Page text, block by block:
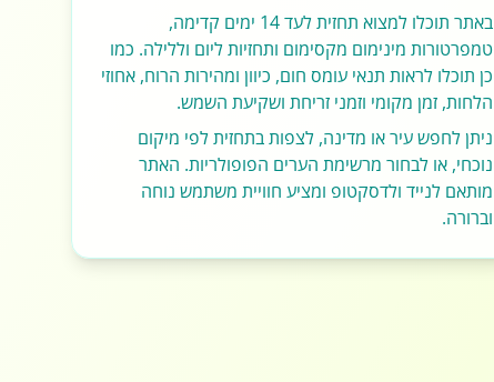
באתר תוכלו למצוא תחזית לעד 14 ימים קדימה,
טמפרטורות מינימום מקסימום ותחזיות ליום וללילה. כמו
כן תוכלו לראות תנאי עומס חום, כיוון ומהירות הרוח, אחוזי
הלחות, זמן מקומי וזמני זריחת ושקיעת השמש.
ניתן לחפש עיר או מדינה, לצפות בתחזית לפי מיקום
נוכחי, או לבחור מרשימת הערים הפופולריות. האתר
מותאם לנייד ולדסקטופ ומציע חוויית משתמש נוחה
וברורה.